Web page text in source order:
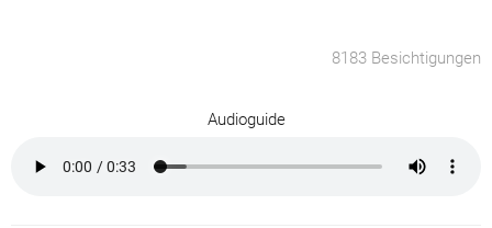
8183 Besichtigungen
Audioguide